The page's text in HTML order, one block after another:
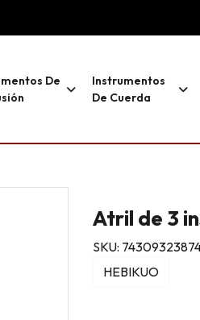
De
Instrumentos
De Cuerda
Atril de 3
SKU:
HEBIKUO